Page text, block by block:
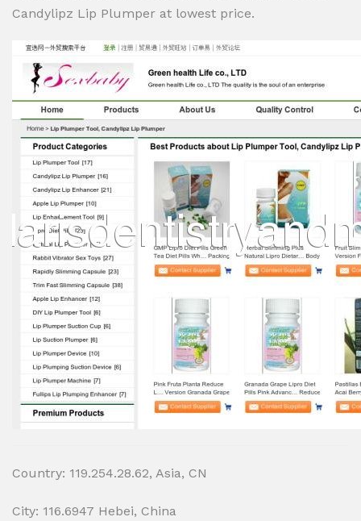
Candylipz Lip Plumper at lowest price.
Country: 119.254.28.62, Asia, CN
City: 116.6947 Hebei, China